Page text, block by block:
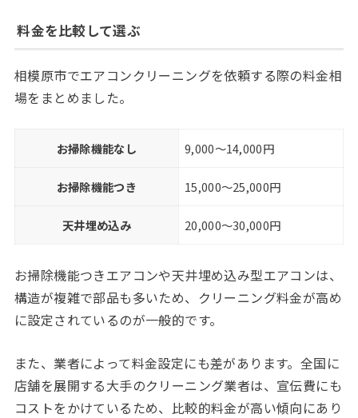
料金を比較して選ぶ
相模原市でエアコンクリーニングを依頼する際の料金相
場をまとめました。
お掃除機能なし 9,000〜14,000円
お掃除機能つき 15,000〜25,000円
天井埋め込み 20,000〜30,000円
お掃除機能つきエアコンや天井埋め込み型エアコンは、
構造が複雑で部品も多いため、クリーニング料金が高め
に設定されているのが一般的です。
また、業者によって料金設定にも差があります。全国に
店舗を展開する大手のクリーニング業者は、宣伝費にも
コストをかけているため、比較的料金が高い傾向にあり